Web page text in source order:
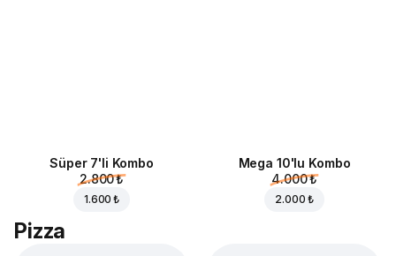
Süper 7'li Kombo
2.800 ₺
1.600 ₺
Mega 10'lu Kombo
4.000 ₺
2.000 ₺
Pizza